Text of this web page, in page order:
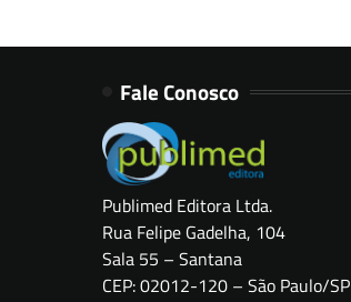
Fale Conosco
Publimed Editora Ltda.
Rua Felipe Gadelha, 104
Sala 55 – Santana
CEP: 02012-120 – São Paulo/SP